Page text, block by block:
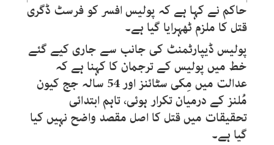
حاکم نے کہا ہے کہ پولیس افسر کو فرسٹ ڈگری
قتل کا ملزم ٹھہرایا گیا ہے۔
پولیس ڈیپارٹمنٹ کی جانب سے جاری کیے گئے
خط میں پولیس کے ترجمان کا کہنا ہے کہ
عدالت میںمِکی
سٹائنز اور 54 سالہ جج کیون
مُلنز کے درمیان تکرار ہوئی، تاہم ابتدائی
تحقیقات میں قتل کا اصل مقصد واضح نہیں کیا
گیا ہے۔